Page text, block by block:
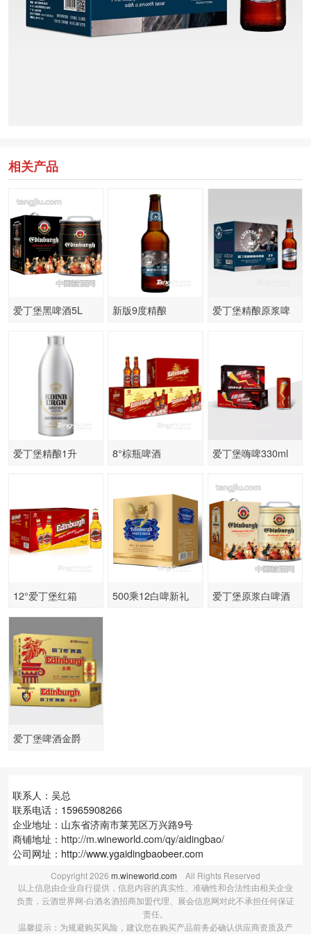
相关产品
爱丁堡黑啤酒5L 新版9度精酿
爱丁堡精酿原浆啤
爱丁堡精酿1升
8°棕瓶啤酒
爱丁堡嗨啤330ml
12°爱丁堡红箱
500乘12白啤新礼
爱丁堡原浆白啤酒
爱丁堡啤酒金爵
联系人：吴总
联系电话：15965908266
企业地址：山东省济南市莱芜区万兴路9号
商铺地址： http://m.wineworld.com/qy/aidingbao/
公司网址：http://www.ygaidingbaobeer.com
Copyright2026 m.wineworld.com All Rights Reserved
以上信息由企业自行提供，信息内容的真实性、准确性和合法性由相关企业
负责，云酒世界网-白酒名酒招商加盟代理、展会信息网对此不承担任何保证
责任。
温馨提示：为规避购买风险，建议您在购买产品前务必确认供应商资质及产